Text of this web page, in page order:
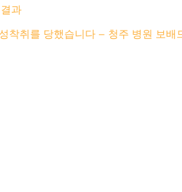
과
착취를 당했습니다 – 청주 병원 보배